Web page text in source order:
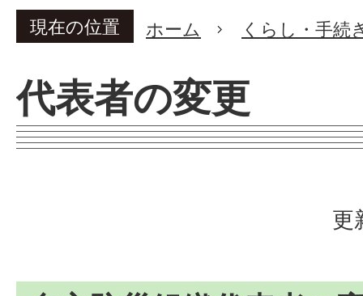
現在の位置 ホーム くらし・手続
代表者の変更
更